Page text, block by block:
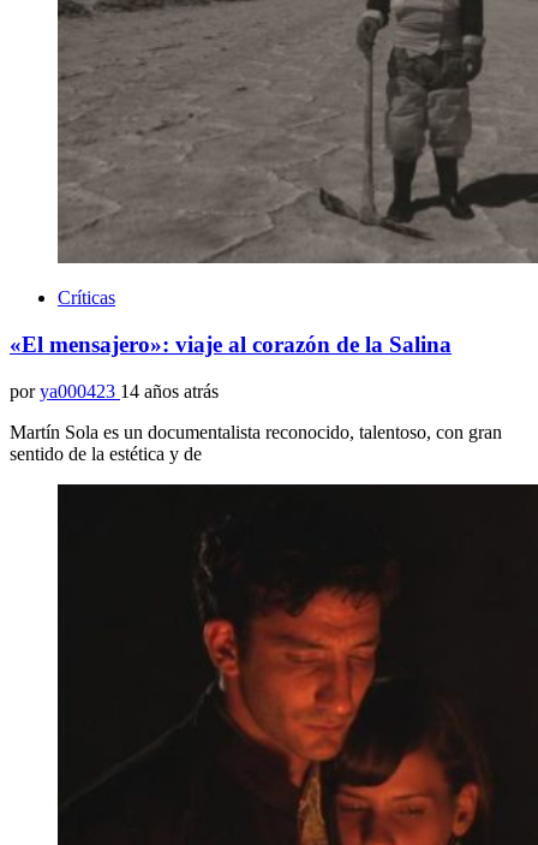
Críticas
«El mensajero»: viaje al corazón de la Salina
por ya000423 14 años atrás
Martín Sola es un documentalista reconocido, talentoso, con gran
sentido de la estética y de